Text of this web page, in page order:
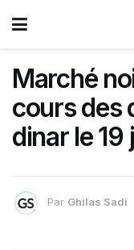
Marché
cours des
dinar le 19
Par Ghilas Sadi